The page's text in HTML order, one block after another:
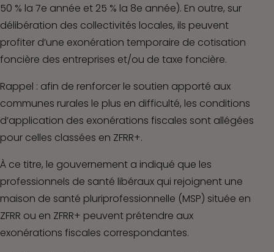
50 % la 7e année et 25 % la 8e année). En outre, sur
délibération des collectivités locales, ils peuvent
profiter d’une exonération temporaire de cotisation
foncière des entreprises et/ou de taxe foncière.
Rappel : afin de renforcer le soutien apporté aux
communes rurales le plus en difficulté, les conditions
d’application des exonérations fiscales sont allégées
pour celles classées en ZFRR+.
À ce titre, le gouvernement a indiqué que les
professionnels de santé libéraux qui rejoignent une
maison de santé pluriprofessionnelle (MSP) située en
ZFRR ou en ZFRR+ peuvent prétendre aux
exonérations fiscales correspondantes.